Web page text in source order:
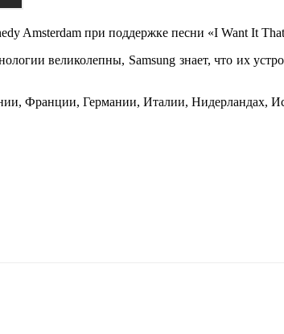
Amsterdam при поддержке песни «I Want It
великолепны, Samsung знает, что их
Франции, Германии, Италии, Нидерландах,